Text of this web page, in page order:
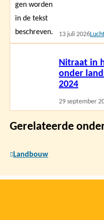
13 juli 2026
Nitraat in
onder
2024
29 september
Gerelateerde
Landbouw